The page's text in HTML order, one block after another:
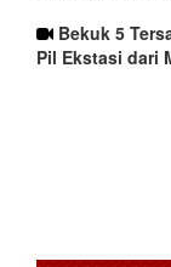
Bekuk 5
Pil Ekstasi dari